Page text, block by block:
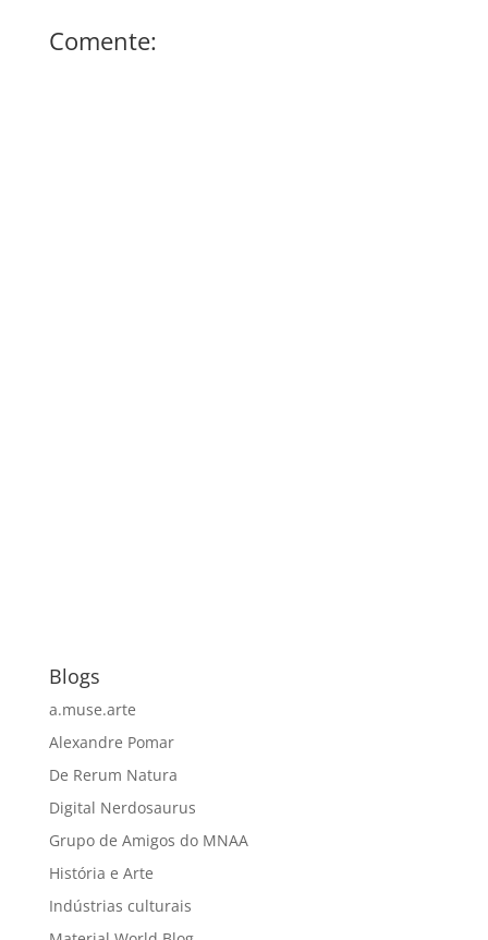
Comente:
Blogs
a.muse.arte
Alexandre Pomar
De Rerum Natura
Digital Nerdosaurus
Grupo de Amigos do MNAA
História e Arte
Indústrias culturais